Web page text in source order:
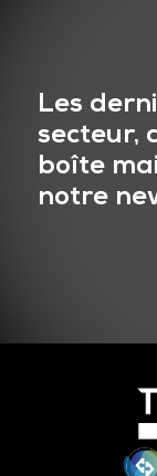
Les
secteur,
boîte
notre